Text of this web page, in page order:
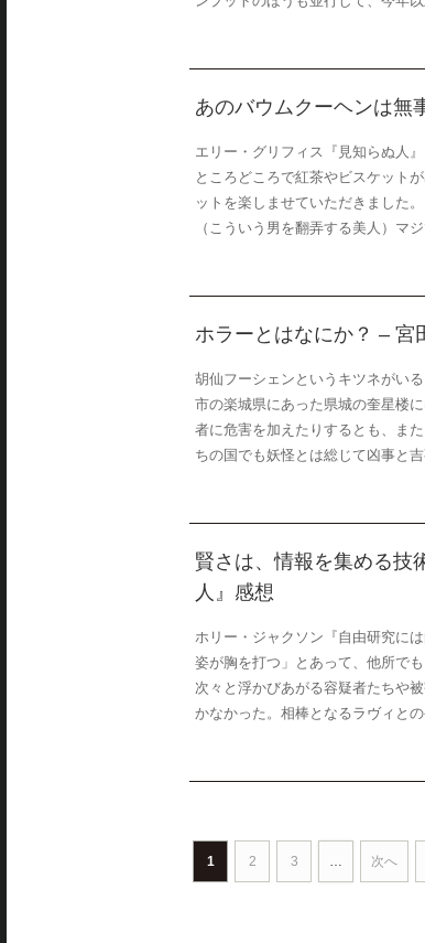
あのバウムクーヘンは無
エリー・グリフィス『見知らぬ人
ところどころで紅茶やビスケット
ットを楽しませていただきました
（こういう男を翻弄する美人）マ
ホラーとはなにか？ – 宮
胡仙フーシェンというキツネがい
市の楽城県にあった県城の奎星楼
者に危害を加えたりするとも、ま
ちの国でも妖怪とは総じて凶事と
賢さは、情報を集める技
人』感想
ホリー・ジャクソン『自由研究に
姿が胸を打つ」とあって、他所で
次々と浮かびあがる容疑者たちや
かなかった。相棒となるラヴィと
1 2 3 次へ